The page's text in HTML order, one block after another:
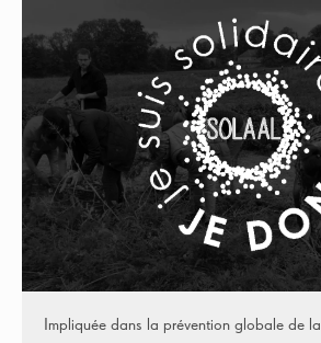
Impliquée dans la prévention globale de